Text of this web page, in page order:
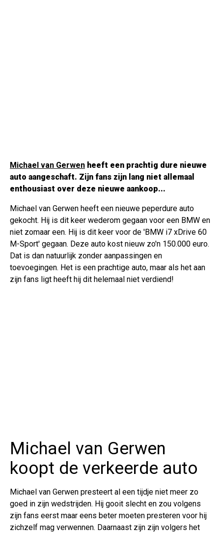
Michael van Gerwen heeft een prachtig dure nieuwe
auto aangeschaft. Zijn fans zijn lang niet allemaal
enthousiast over deze nieuwe aankoop...
Michael van Gerwen heeft een nieuwe peperdure auto
gekocht. Hij is dit keer wederom gegaan voor een BMW en
niet zomaar een. Hij is dit keer voor de 'BMW i7 xDrive 60
M-Sport' gegaan. Deze auto kost nieuw zo'n 150.000 euro.
Dat is dan natuurlijk zonder aanpassingen en
toevoegingen. Het is een prachtige auto, maar als het aan
zijn fans ligt heeft hij dit helemaal niet verdiend!
Michael van Gerwen
koopt de verkeerde auto
Michael van Gerwen presteert al een tijdje niet meer zo
goed in zijn wedstrijden. Hij gooit slecht en zou volgens
zijn fans eerst maar eens beter moeten presteren voor hij
zichzelf mag verwennen. Daarnaast zijn zijn volgers het